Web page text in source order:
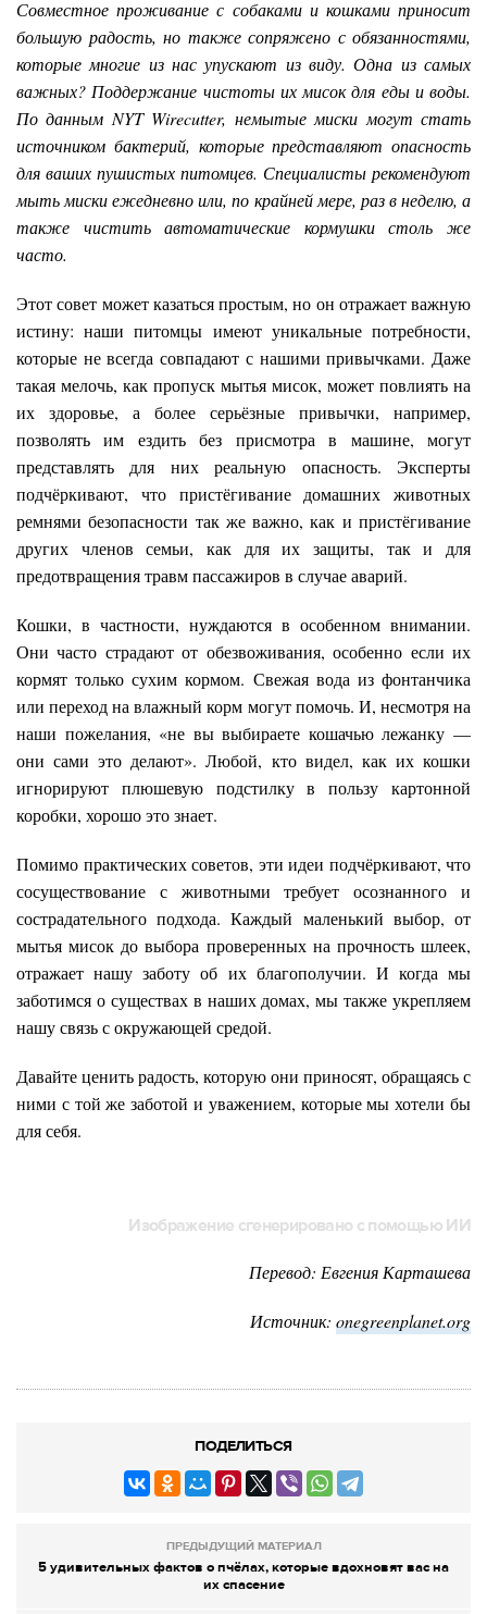
Совместное проживание с собаками и кошками приносит
большую радость, но также сопряжено с обязанностями,
которые многие из нас упускают из виду. Одна из самых
важных? Поддержание чистоты их мисок для еды и воды.
По данным NYT Wirecutter, немытые миски могут стать
источником бактерий, которые представляют опасность
для ваших пушистых питомцев. Специалисты рекомендуют
мыть миски ежедневно или, по крайней мере, раз в неделю, а
также чистить автоматические кормушки столь же
часто.
Этот совет может казаться простым, но он отражает важную
истину: наши питомцы имеют уникальные потребности,
которые не всегда совпадают с нашими привычками. Даже
такая мелочь, как пропуск мытья мисок, может повлиять на
их здоровье, а более серьёзные привычки, например,
позволять им ездить без присмотра в машине, могут
представлять для них реальную опасность. Эксперты
подчёркивают, что пристёгивание домашних животных
ремнями безопасности так же важно, как и пристёгивание
других членов семьи, как для их защиты, так и для
предотвращения травм пассажиров в случае аварий.
Кошки, в частности, нуждаются в особенном внимании.
Они часто страдают от обезвоживания, особенно если их
кормят только сухим кормом. Свежая вода из фонтанчика
или переход на влажный корм могут помочь. И, несмотря на
наши пожелания, «не вы выбираете кошачью лежанку —
они сами это делают». Любой, кто видел, как их кошки
игнорируют плюшевую подстилку в пользу картонной
коробки, хорошо это знает.
Помимо практических советов, эти идеи подчёркивают, что
сосуществование с животными требует осознанного и
сострадательного подхода. Каждый маленький выбор, от
мытья мисок до выбора проверенных на прочность шлеек,
отражает нашу заботу об их благополучии. И когда мы
заботимся о существах в наших домах, мы также укрепляем
нашу связь с окружающей средой.
Давайте ценить радость, которую они приносят, обращаясь с
ними с той же заботой и уважением, которые мы хотели бы
для себя.
Изображение сгенерировано с помощью ИИ
Перевод: Евгения Карташева
Источник: onegreenplanet.org
ПОДЕЛИТЬСЯ
ПРЕДЫДУЩИЙ МАТЕРИАЛ
5 удивительных фактов о пчёлах, которые вдохновят вас на
их спасение